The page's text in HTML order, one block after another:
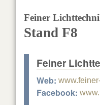
Feiner
Stand F8
Feiner
Web:
Facebook: